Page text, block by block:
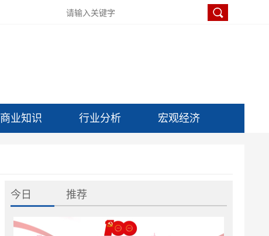
商业知识 行业分析 宏观经济
今日 推荐